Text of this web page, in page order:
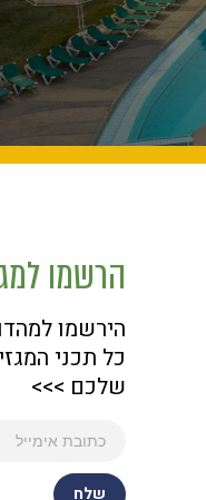
הרשמו
הירשמו
כל תכני
שלכם >>>